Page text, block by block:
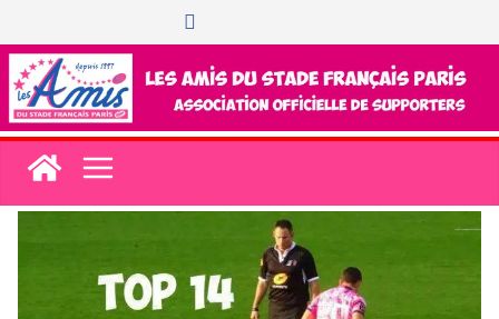
au
contenu